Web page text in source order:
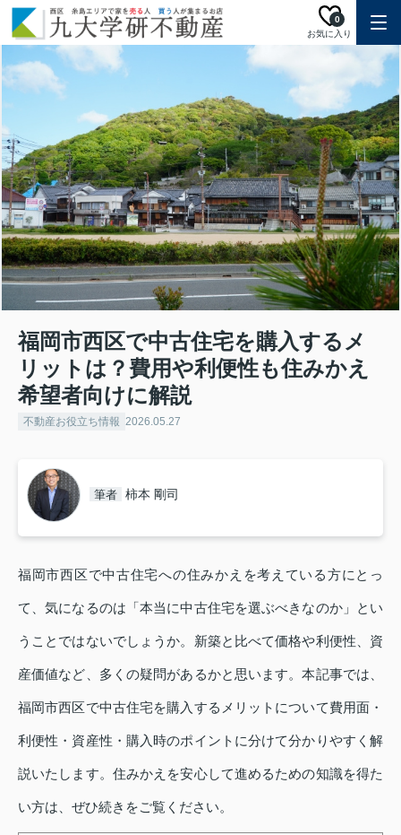
お気に入り
0
福岡市西区で中古住宅を購入するメ
リットは？費用や利便性も住みかえ
希望者向けに解説
不動産お役立ち情報 2026.05.27
筆者 柿本 剛司
福岡市西区で中古住宅への住みかえを考えている方にとっ
て、気になるのは「本当に中古住宅を選ぶべきなのか」とい
うことではないでしょうか。新築と比べて価格や利便性、資
産価値など、多くの疑問があるかと思います。本記事では、
福岡市西区で中古住宅を購入するメリットについて費用面・
利便性・資産性・購入時のポイントに分けて分かりやすく解
説いたします。住みかえを安心して進めるための知識を得た
い方は、ぜひ続きをご覧ください。